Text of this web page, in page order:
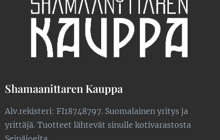
Shamaanittaren Kauppa
Alv.rekisteri: FI18748797. Suomalainen yritys ja
yrittäjä. Tuotteet lähtevät sinulle kotivarastosta